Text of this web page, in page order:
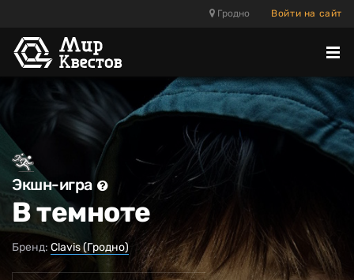
Гродно Войти на сайт
Экшн-игра
В темноте
Бренд: Clavis (Гродно)